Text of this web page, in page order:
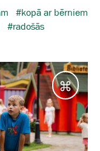
#kopā ar bērniem
#radošās